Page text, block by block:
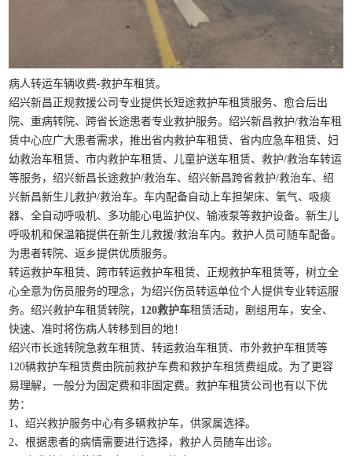
病人转运车辆收费-救护车租赁。
绍兴新昌正规救援公司专业提供长短途救护车租赁服务、愈合后出
院、重病转院、跨省长途患者专业救护服务。绍兴新昌救护/救治车租
赁中心应广大患者需求，推出省内救护车租赁、省内应急车租赁、妇
幼救治车租赁、市内救护车租赁、儿童护送车租赁、救护/救治车转运
等服务，绍兴新昌长途救护/救治车、绍兴新昌跨省救护/救治车、绍
兴新昌新生儿救护/救治车。车内配备自动上车担架床、氧气、吸痰
器、全自动呼吸机、多功能心电监护仪、输液泵等救护设备。新生儿
呼吸机和保温箱提供在新生儿救援/救治车内。救护人员可随车配备。
为患者转院、返乡提供优质服务。
转运救护车租赁、跨市转运救护车租赁、正规救护车租赁等，树立全
心全意为伤员服务的理念，为绍兴伤员转运单位个人提供专业转运服
务。绍兴救护车租赁转院， 120救护车租赁活动，剧组用车，安全、
快速、准时将伤病人转移到目的地！
绍兴市长途转院急救车租赁、转运救治车租赁、市外救护车租赁等
120辆救护车租赁费由院前救护车费和救护车租赁费组成。为了更容
易理解，一般分为固定费和非固定费。救护车租赁公司也有以下优
势：
1、绍兴救护服务中心有多辆救护车，供家属选择。
2、根据患者的病情需要进行选择，救护人员随车出诊。